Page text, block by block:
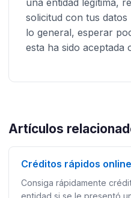
una entidad legítima,
solicitud con tus
lo general, esperar
esta ha sido aceptada
Artículos
Créditos rápidos online
Consiga rápidamente